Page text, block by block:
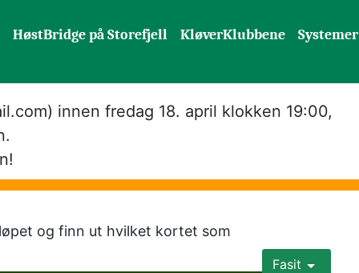
HøstBridge på Storefjell KløverKlubbene Systemer
innen fredag 18. april klokken 19:00,
og finn ut hvilket kortet som
Fasit